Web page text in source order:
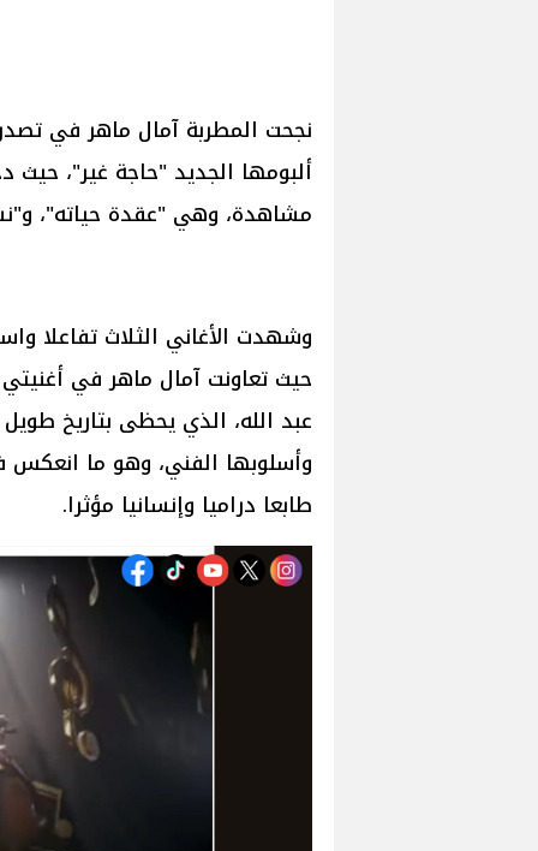
ألبومها الجديد "حاجة غير"، حيث
مشاهدة، وهي "عقدة حياته"،
وشهدت الأغاني الثلاث تفاعلا
حيث تعاونت آمال ماهر في
عبد الله، الذي يحظى بتاريخ
وأسلوبها الفني، وهو ما انعكس
طابعا دراميا وإنسانيا مؤثرا.